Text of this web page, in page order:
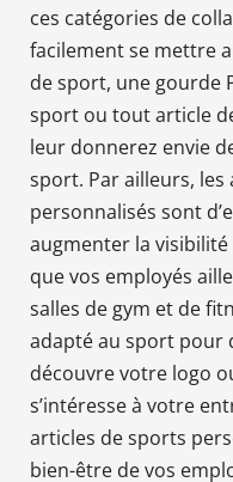
ces catégories de
facilement se mettre
de sport, une gourde
sport ou tout article
leur donnerez envie
sport. Par ailleurs,
personnalisés sont
augmenter la
que vos employés
salles de gym et de
adapté au sport pour
découvre votre logo
s’intéresse à votre
articles de sports
bien-être de vos